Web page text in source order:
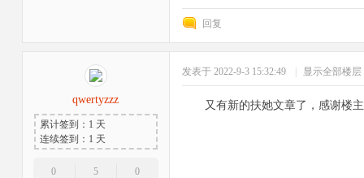
回复
qwertyzzz
累计签到：1 天
连续签到：1 天
0
5
0
发表于 2022-9-3 15:32:49 显示全部楼层
又有新的扶她文章了，感谢楼